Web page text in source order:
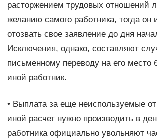
расторжением трудовых отношений
желанию самого работника, тогда он
отозвать свое заявление до дня
Исключения, однако, составляют
письменному переводу на его место
иной работник.
• Выплата за еще неиспользуемые
иной расчет нужно производить в
работника официально увольняют